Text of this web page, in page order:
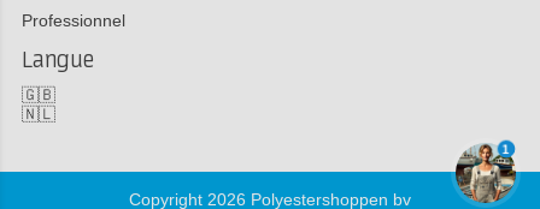
Professionnel
Langue
🇬🇧
🇳🇱
Copyright 2026 Polyestershoppen bv
1